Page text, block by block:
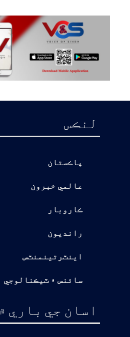
لنڪس
پاڪستان
عالمي خبرون
ڪاروبار
رانديون
اينٽرتينمنٽس
سائنس ۽ ٽيڪنالوجي
اسان جي باري ۾